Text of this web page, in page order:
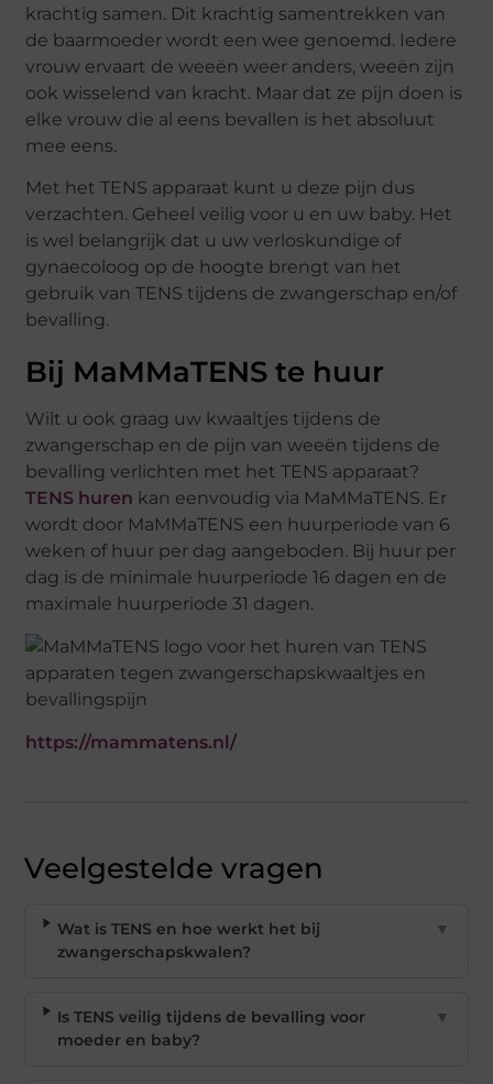
krachtig samen. Dit krachtig samentrekken van
de baarmoeder wordt een wee genoemd. Iedere
vrouw ervaart de weeën weer anders, weeën zijn
ook wisselend van kracht. Maar dat ze pijn doen is
elke vrouw die al eens bevallen is het absoluut
mee eens.
Met het TENS apparaat kunt u deze pijn dus
verzachten. Geheel veilig voor u en uw baby. Het
is wel belangrijk dat u uw verloskundige of
gynaecoloog op de hoogte brengt van het
gebruik van TENS tijdens de zwangerschap en/of
bevalling.
Bij MaMMaTENS te huur
Wilt u ook graag uw kwaaltjes tijdens de
zwangerschap en de pijn van weeën tijdens de
bevalling verlichten met het TENS apparaat?
TENS huren kan eenvoudig via MaMMaTENS. Er
wordt door MaMMaTENS een huurperiode van 6
weken of huur per dag aangeboden. Bij huur per
dag is de minimale huurperiode 16 dagen en de
maximale huurperiode 31 dagen.
https://mammatens.nl/
Veelgestelde vragen
Wat is TENS en hoe werkt het bij
zwangerschapskwalen?
▼
Is TENS veilig tijdens de bevalling voor
moeder en baby?
▼